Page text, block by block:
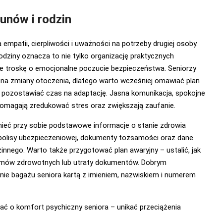
i rodzin
cierpliwości i uważności na potrzeby drugiej osoby.
oznacza to nie tylko organizację praktycznych
troskę o emocjonalne poczucie bezpieczeństwa. Seniorzy
zmiany otoczenia, dlatego warto wcześniej omawiać plan
czas na adaptację. Jasna komunikacja, spokojne
zredukować stres oraz zwiększają zaufanie.
przy sobie podstawowe informacje o stanie zdrowia
ubezpieczeniowej, dokumenty tożsamości oraz dane
Warto także przygotować plan awaryjny – ustalić, jak
zdrowotnych lub utraty dokumentów. Dobrym
bagażu seniora kartą z imieniem, nazwiskiem i numerem
o komfort psychiczny seniora – unikać przeciążenia